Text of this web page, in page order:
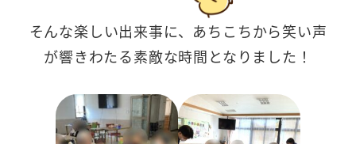
そんな楽しい出来事に、あちこちから笑い声
が響きわたる素敵な時間となりました！